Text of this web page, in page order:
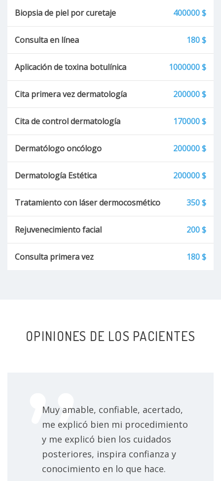
Biopsia de piel por curetaje 400000 $
Consulta en línea 180 $
Aplicación de toxina botulínica 1000000 $
Cita primera vez dermatología 200000 $
Cita de control dermatología 170000 $
Dermatólogo oncólogo 200000 $
Dermatología Estética 200000 $
Tratamiento con láser dermocosmético 350 $
Rejuvenecimiento facial 200 $
Consulta primera vez 180 $
OPINIONES DE LOS PACIENTES
Muy amable, confiable, acertado,
me explicó bien mi procedimiento
y me explicó bien los cuidados
posteriores, inspira confianza y
conocimiento en lo que hace.